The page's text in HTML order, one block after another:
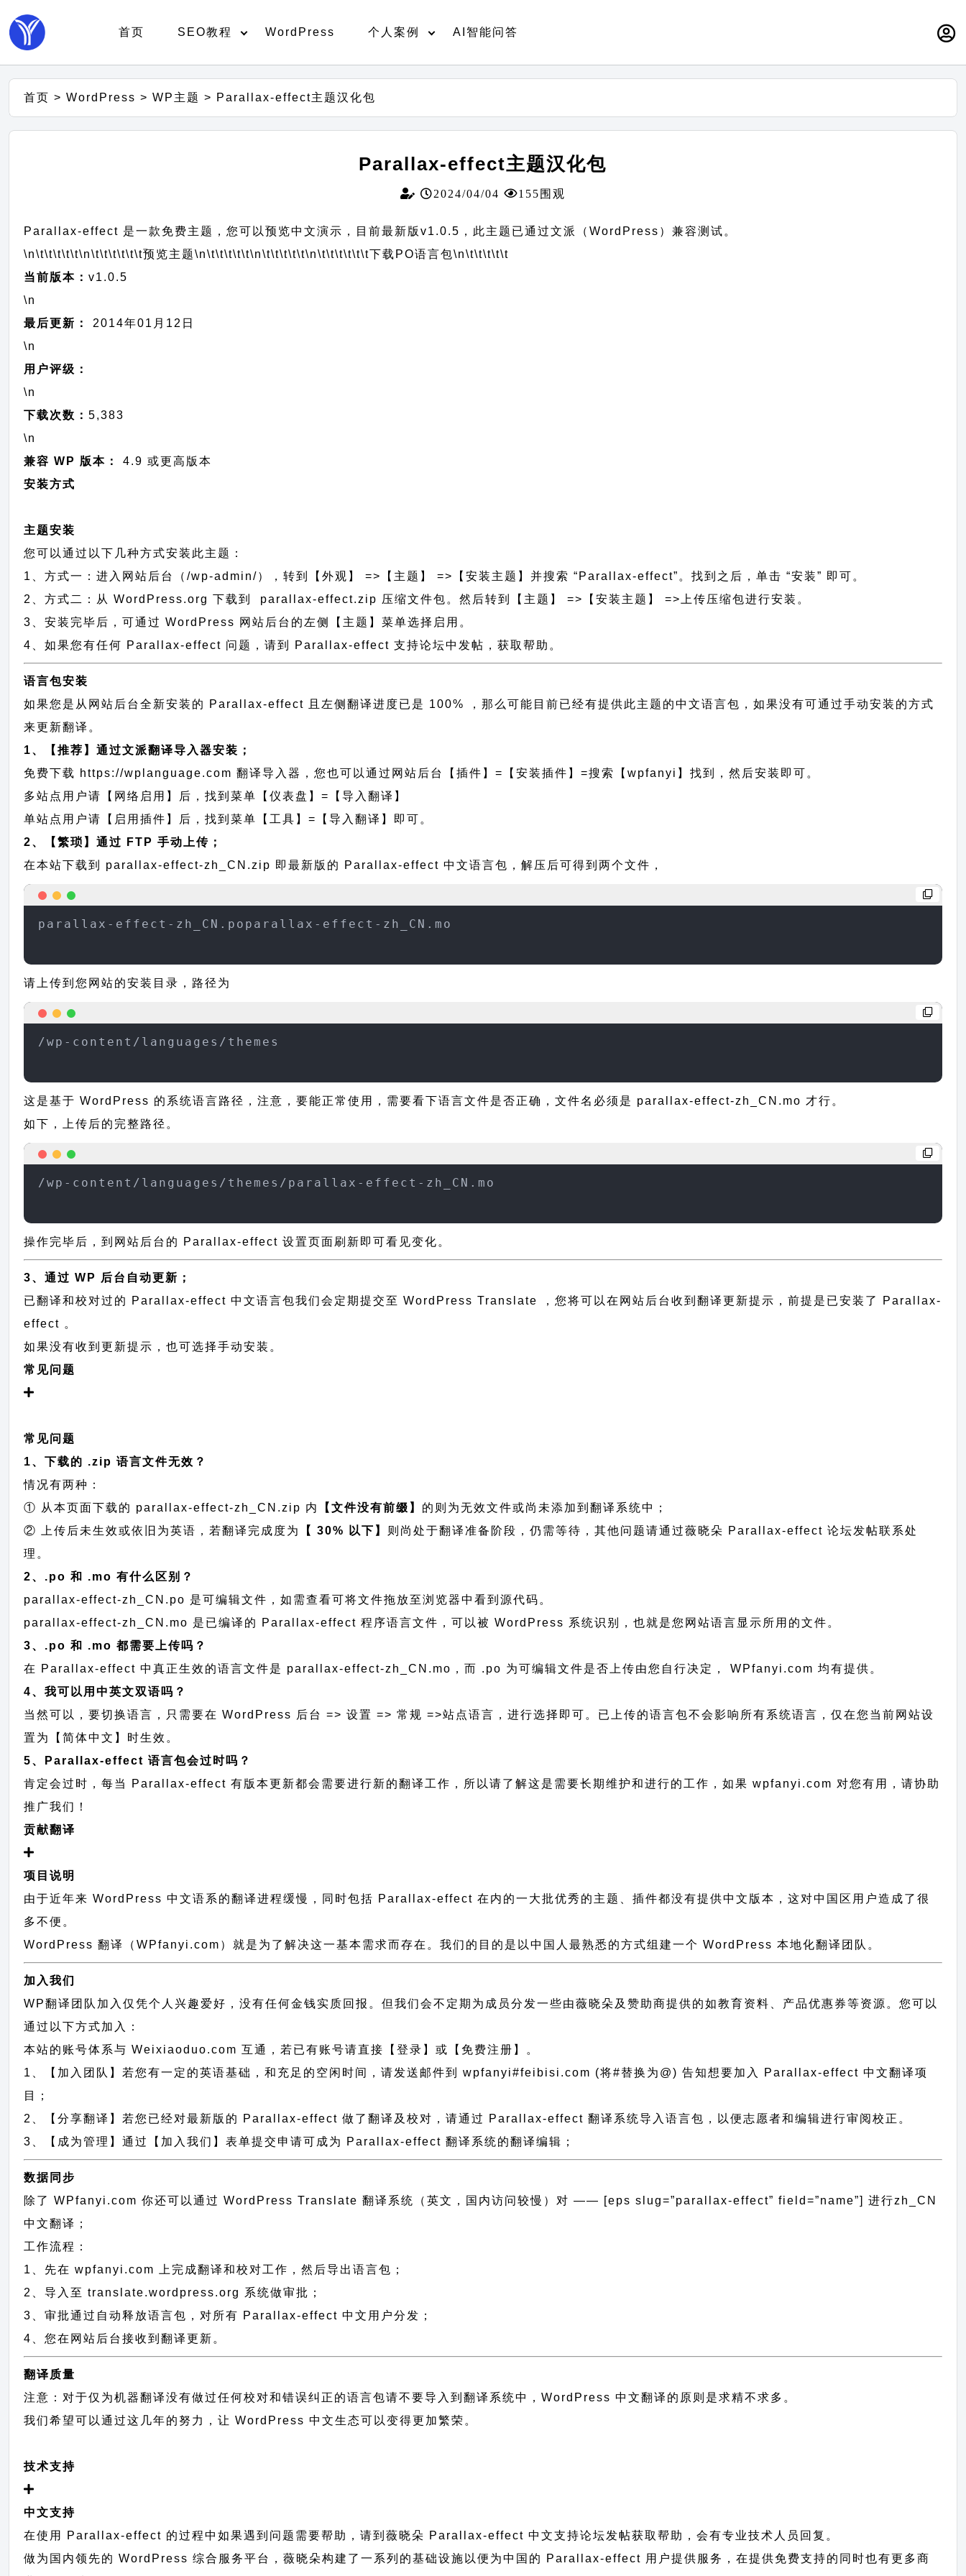
首页 SEO教程 WordPress 个人案例 AI智能问答
首页 >WordPress >WP主题 > Parallax-effect主题汉化包
Parallax-effect主题汉化包
2024/04/04 155围观
Parallax-effect 是一款免费主题，您可以预览中文演示，目前最新版v1.0.5，此主题已通过文派（WordPress）兼容测试。
\n\t\t\t\t\t\n\t\t\t\t\t\t预览主题\n\t\t\t\t\t\n\t\t\t\t\t\n\t\t\t\t\t\t下载PO语言包\n\t\t\t\t\t
当前版本：v1.0.5
\n
最后更新：
2014年01月12日
\n
用户评级：
\n
下载次数：5,383
\n
兼容 WP 版本：
4.9 或更高版本
安装方式
主题安装
您可以通过以下几种方式安装此主题：
1、方式一：进入网站后台（/wp-admin/），转到【外观】 =>【主题】 =>【安装主题】并搜索 “Parallax-effect”。找到之后，单击 “安装” 即可。
2、方式二：从 WordPress.org 下载到 parallax-effect.zip 压缩文件包。然后转到【主题】 =>【安装主题】 =>上传压缩包进行安装。
3、安装完毕后，可通过 WordPress 网站后台的左侧【主题】菜单选择启用。
4、如果您有任何 Parallax-effect 问题，请到 Parallax-effect 支持论坛中发帖，获取帮助。
语言包安装
如果您是从网站后台全新安装的 Parallax-effect 且左侧翻译进度已是 100% ，那么可能目前已经有提供此主题的中文语言包，如果没有可通过手动安装的方式
来更新翻译。
1、【推荐】通过文派翻译导入器安装；
免费下载 https://wplanguage.com 翻译导入器，您也可以通过网站后台【插件】=【安装插件】=搜索【wpfanyi】找到，然后安装即可。
多站点用户请【网络启用】后，找到菜单【仪表盘】=【导入翻译】
单站点用户请【启用插件】后，找到菜单【工具】=【导入翻译】即可。
2、【繁琐】通过 FTP 手动上传；
在本站下载到 parallax-effect-zh_CN.zip 即最新版的 Parallax-effect 中文语言包，解压后可得到两个文件，
parallax-effect-zh_CN.poparallax-effect-zh_CN.mo
请上传到您网站的安装目录，路径为
/wp-content/languages/themes
这是基于 WordPress 的系统语言路径，注意，要能正常使用，需要看下语言文件是否正确，文件名必须是 parallax-effect-zh_CN.mo 才行。
如下，上传后的完整路径。
/wp-content/languages/themes/parallax-effect-zh_CN.mo
操作完毕后，到网站后台的 Parallax-effect 设置页面刷新即可看见变化。
3、通过 WP 后台自动更新；
已翻译和校对过的 Parallax-effect 中文语言包我们会定期提交至 WordPress Translate ，您将可以在网站后台收到翻译更新提示，前提是已安装了 Parallax-
effect 。
如果没有收到更新提示，也可选择手动安装。
常见问题
常见问题
1、下载的 .zip 语言文件无效？
情况有两种：
① 从本页面下载的 parallax-effect-zh_CN.zip 内
【文件没有前缀】 的则为无效文件或尚未添加到翻译系统中；
② 上传后未生效或依旧为英语，若翻译完成度为
【 30% 以下】 则尚处于翻译准备阶段，仍需等待，其他问题请通过薇晓朵 Parallax-effect 论坛发帖联系处
理。
2、.po 和 .mo 有什么区别？
parallax-effect-zh_CN.po 是可编辑文件，如需查看可将文件拖放至浏览器中看到源代码。
parallax-effect-zh_CN.mo 是已编译的 Parallax-effect 程序语言文件，可以被 WordPress 系统识别，也就是您网站语言显示所用的文件。
3、.po 和 .mo 都需要上传吗？
在 Parallax-effect 中真正生效的语言文件是 parallax-effect-zh_CN.mo，而 .po 为可编辑文件是否上传由您自行决定， WPfanyi.com 均有提供。
4、我可以用中英文双语吗？
当然可以，要切换语言，只需要在 WordPress 后台 => 设置 => 常规 =>站点语言，进行选择即可。已上传的语言包不会影响所有系统语言，仅在您当前网站设
置为【简体中文】时生效。
5、Parallax-effect 语言包会过时吗？
肯定会过时，每当 Parallax-effect 有版本更新都会需要进行新的翻译工作，所以请了解这是需要长期维护和进行的工作，如果 wpfanyi.com 对您有用，请协助
推广我们！
贡献翻译
项目说明
由于近年来 WordPress 中文语系的翻译进程缓慢，同时包括 Parallax-effect 在内的一大批优秀的主题、插件都没有提供中文版本，这对中国区用户造成了很
多不便。
WordPress 翻译（WPfanyi.com） 就是为了解决这一基本需求而存在。我们的目的是以中国人最熟悉的方式组建一个 WordPress 本地化翻译团队。
加入我们
WP翻译团队加入仅凭个人兴趣爱好，没有任何金钱实质回报。但我们会不定期为成员分发一些由薇晓朵及赞助商提供的如教育资料、产品优惠券等资源。您可以
通过以下方式加入：
本站的账号体系与Weixiaoduo.com 互通，若已有账号请直接【登录】或【免费注册】。
1、【加入团队】若您有一定的英语基础，和充足的空闲时间，请发送邮件到 wpfanyi#feibisi.com (将#替换为@) 告知想要加入 Parallax-effect 中文翻译项
目；
2、【分享翻译】若您已经对最新版的 Parallax-effect 做了翻译及校对，请通过 Parallax-effect 翻译系统导入语言包，以便志愿者和编辑进行审阅校正。
3、【成为管理】通过【加入我们】表单提交申请可成为 Parallax-effect 翻译系统的翻译编辑；
数据同步
除了 WPfanyi.com 你还可以通过WordPress Translate 翻译系统（英文，国内访问较慢）对 —— [eps slug=”parallax-effect” field=”name”]进行zh_CN
中文翻译；
工作流程：
1、先在 wpfanyi.com 上完成翻译和校对工作，然后导出语言包；
2、导入至 translate.wordpress.org 系统做审批；
3、审批通过自动释放语言包，对所有 Parallax-effect 中文用户分发；
4、您在网站后台接收到翻译更新。
翻译质量
注意：对于仅为机器翻译没有做过任何校对和错误纠正的语言包请不要导入到翻译系统中，WordPress 中文翻译的原则 是求精不求多。
我们希望可以通过这几年的努力，让 WordPress 中文生态可以变得更加繁荣。
技术支持
中文支持
在使用 Parallax-effect 的过程中如果遇到问题需要帮助，请到薇晓朵 Parallax-effect 中文支持论坛发帖获取帮助，会有专业技术人员回复。
做为国内领先的 WordPress 综合服务平台，薇晓朵构建了一系列的基础设施以便为中国的 Parallax-effect 用户提供服务，在提供免费支持的同时也有更多商